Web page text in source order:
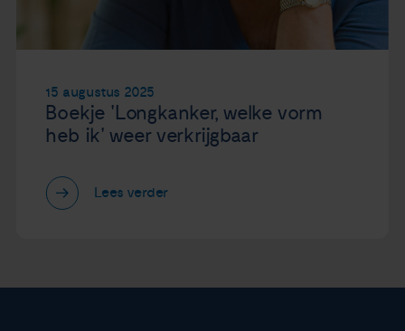
15 augustus 2025
Boekje 'Longkanker, welke vorm
heb ik' weer verkrijgbaar
Lees verder